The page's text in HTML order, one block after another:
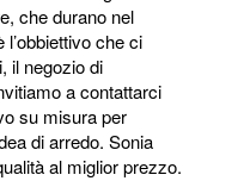
che durano nel
che ci
il negozio di
a contattarci
su misura per
di arredo. Sonia
al miglior prezzo.